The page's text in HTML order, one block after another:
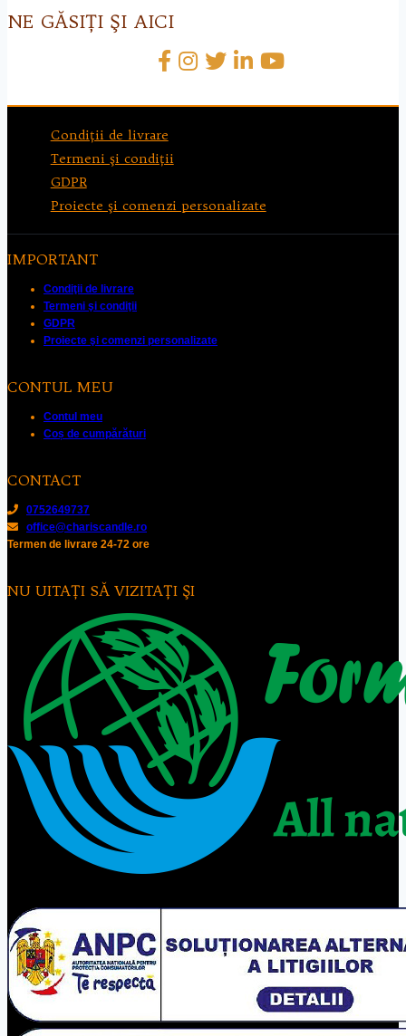
NE GĂSIŢI ŞI AICI
Condiţii de livrare
Termeni şi condiţii
GDPR
Proiecte şi comenzi personalizate
IMPORTANT
Condiţii de livrare
Termeni şi condiţii
GDPR
Proiecte şi comenzi personalizate
CONTUL MEU
Contul meu
Coș de cumpărături
CONTACT
0752649737
office@chariscandle.ro
Termen de livrare 24-72 ore
NU UITAŢI SĂ VIZITAŢI ŞI